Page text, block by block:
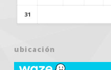
31
ubicación